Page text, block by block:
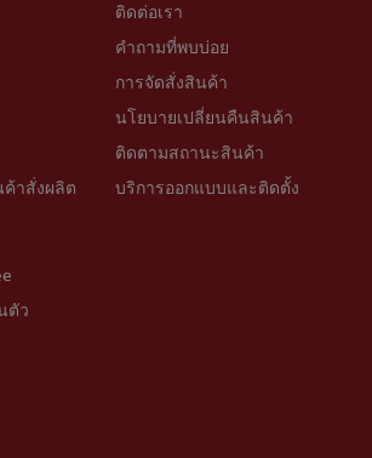
าสั่งผลิต
ติดต่อเรา
คำถามที่พบบ่อย
การจัดสั่งสินค้า
นโยบายเปลี่ยนคืนสินค้า
ติดตามสถานะสินค้า
บริการออกแบบและติดตั้ง
ตัว